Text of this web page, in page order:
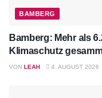
BAMBERG
Bamberg: Mehr als
Klimaschutz
VON LEAH 4. AUGUST 2026